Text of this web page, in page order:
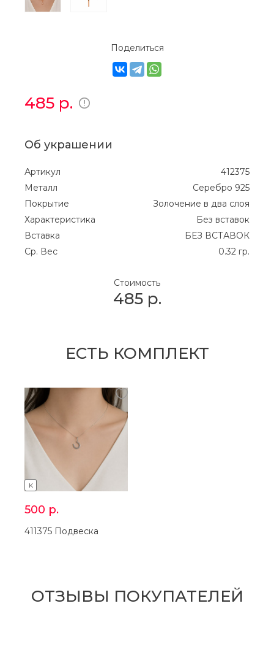
Поделиться
485 р.
Об украшении
Артикул
412375
Металл
Серебро 925
Покрытие
Золочение в два слоя
Характеристика
Без вставок
Вставка
БЕЗ ВСТАВОК
Ср. Вес
0.32 гр.
Стоимость
485 р.
ЕСТЬ КОМПЛЕКТ
K
500 р.
411375 Подвеска
ОТЗЫВЫ ПОКУПАТЕЛЕЙ